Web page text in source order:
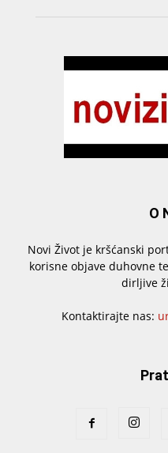
O
Novi Život je kršćanski
korisne objave duhovne
dirljive
Kontaktirajte nas: